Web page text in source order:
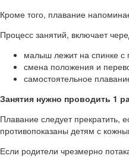
Кроме того, плавание
Процесс занятий, включает
малыш лежит на спинке с
смена положения и
самостоятельное
Занятия нужно проводить 1
Плавание следует прекратить,
противопоказаны детям с
Если родители чрезмерно